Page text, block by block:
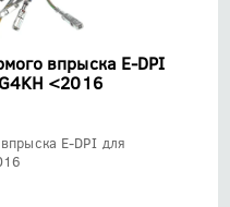
впрыска E-DPI
<2016
E-DPI для